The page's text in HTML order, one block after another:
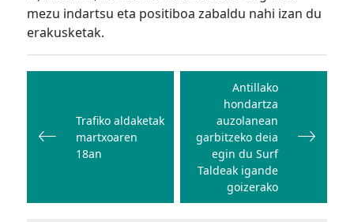
mezu indartsu eta positiboa zabaldu nahi izan du
erakusketak.
Bidalketetan
nabigatuTrafiko aldaketak
martxoaren
18an
Antillako
hondartza
auzolanean
garbitzeko deia
egin du Surf
Taldeak igande
goizerako